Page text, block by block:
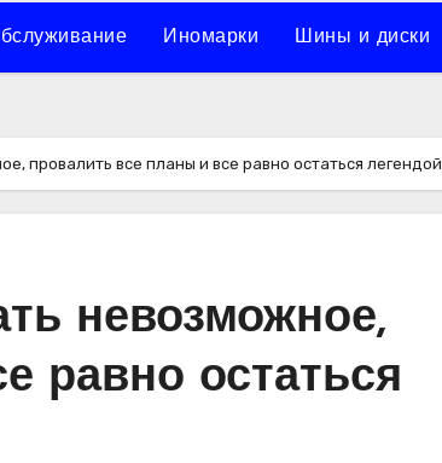
Иномарки Шины и диски
провалить все планы и все равно остаться легендой
невозможное,
равно остаться